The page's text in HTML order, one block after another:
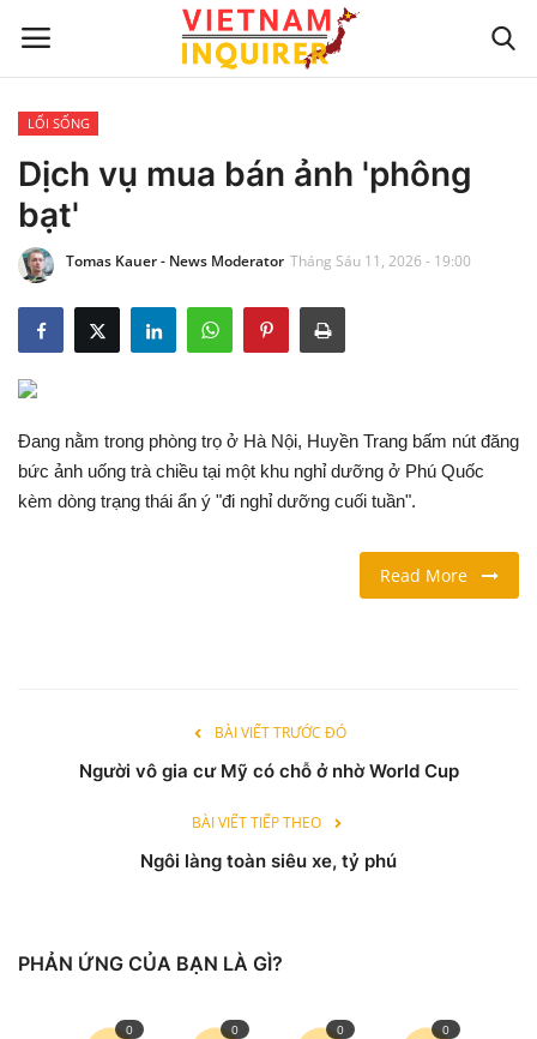
Trang chủ
Liên hệ
TIN TỨC THẾ GIỚI
CẬP NHẬT
CÔNG NGHỆ
Ngôn ngữ
Vietnamese
LỐI SỐNG
Dịch vụ mua bán ảnh 'phông
bạt'
Tomas Kauer - News Moderator Tháng Sáu 11, 2026 - 19:00
Đang nằm trong phòng trọ ở Hà Nội, Huyền Trang bấm nút đăng
bức ảnh uống trà chiều tại một khu nghỉ dưỡng ở Phú Quốc
kèm dòng trạng thái ẩn ý "đi nghỉ dưỡng cuối tuần".
Read More
BÀI VIẾT TRƯỚC ĐÓ
Người vô gia cư Mỹ có chỗ ở nhờ World Cup
BÀI VIẾT TIẾP THEO
Ngôi làng toàn siêu xe, tỷ phú
PHẢN ỨNG CỦA BẠN LÀ GÌ?
0 0 0 0